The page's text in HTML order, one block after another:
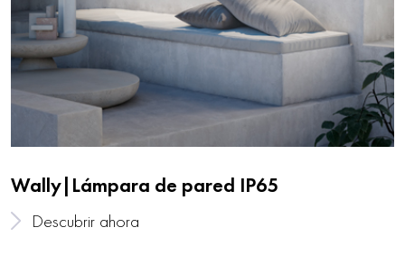
Wally|Lámpara de pared IP65
Descubrir ahora